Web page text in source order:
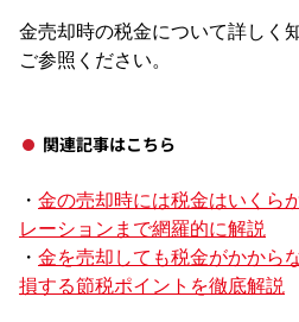
金売却時の税金について詳しく
ご参照ください。
関連記事はこちら
・ 金の売却時には税金はいくら
レーションまで網羅的に解説
・ 金を売却しても税金がかから
損する節税ポイントを徹底解説